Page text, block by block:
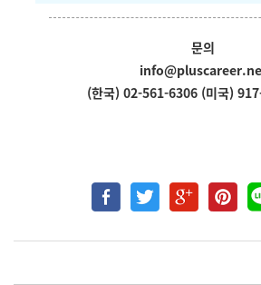
문의
(한국) 02-561-6306 (미국)